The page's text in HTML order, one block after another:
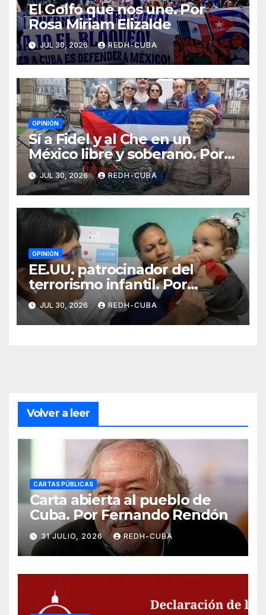
El Golfo que nos une. Por
Rosa Miriam Elizalde
JUL 30, 2026 REDH-CUBA
OPINIÓN
Sí a Fidel y al Che en un
México libre y soberano. Por
Luis Manuel Arce Issac
JUL 30, 2026 REDH-CUBA
OPINIÓN
EE.UU. patrocinador del
terrorismo infantil. Por
Ramón Pedregal Casanova
JUL 30, 2026 REDH-CUBA
Volver a leer
CARTAS PÚBLICAS
Carta abierta al pueblo de
Cuba. Por Fernando Rendón
31 JULIO, 2026 REDH-CUBA